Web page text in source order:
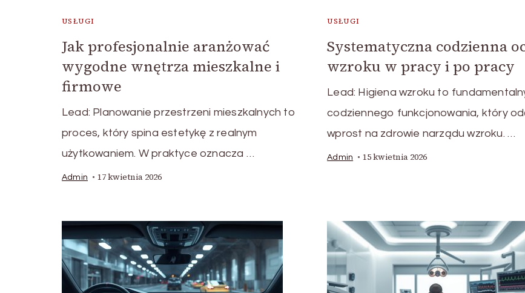
USŁUGI
Jak profesjonalnie aranżować
wygodne wnętrza mieszkalne i
firmowe
Lead: Planowanie przestrzeni mieszkalnych to
proces, który spina estetykę z realnym
użytkowaniem. W praktyce oznacza …
Admin 17 kwietnia 2026
USŁUGI
Systematyczna codzienna
wzroku w pracy i po pracy
Lead: Higiena wzroku to
codziennego funkcjonowania, który
wprost na zdrowie narządu wzroku. …
Admin 15 kwietnia 2026